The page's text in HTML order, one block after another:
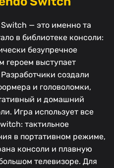
— это именно та
в библиотеке консоли:
безупречное
героем выступает
создали
и головоломки,
и домашний
Игра использует все
тактильное
в портативном режиме,
консоли и плавную
телевизоре. Для